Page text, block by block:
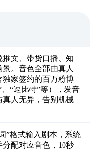
文、带货口播、知
。音色全部由真人
独家签约的百万粉博
“逗比特”等），发音
真人无异，告别机械
”格式输入剧本，系统
分配对应音色，10秒